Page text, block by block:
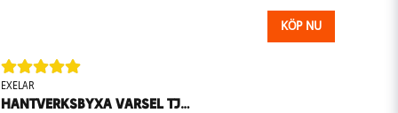
EXELAR
HANTVERKSBYXA VARSEL TJÄRVEN 6009 EXELAR
KÖP NU